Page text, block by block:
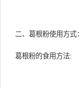
二、葛根粉使用方式：
葛根粉的食用方法: